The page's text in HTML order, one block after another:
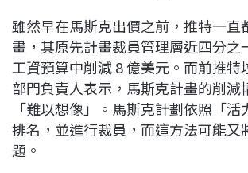
雖然早在馬斯克出價之前，推特一直
畫，其原先計畫裁員管理層近四分之
工資預算中削減 8 億美元。而前推特
部門負責人表示，馬斯克計畫的削減
「難以想像」。馬斯克計劃依照「
排名，並進行裁員，而這方法可能又
題。